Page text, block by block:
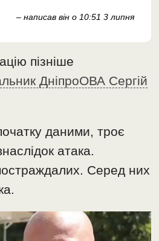
– написав він о 10:51 3 липня
пізніше
ДніпроОВА Сергій
даними, троє
атака.
Серед них